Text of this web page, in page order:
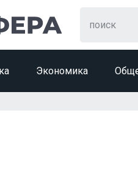
Экономика